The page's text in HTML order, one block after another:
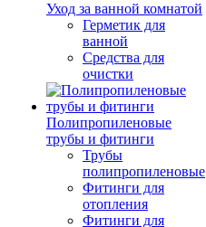
Уход за ванной комнатой
Герметик для
ванной
Средства для
очистки
Полипропиленовые
трубы и фитинги
Трубы
полипропиленовые
Фитинги для
отопления
Фитинги для